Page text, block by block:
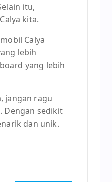
itu,
kita.
Calya
lebih
yang lebih
jangan ragu
Dengan sedikit
dan unik.